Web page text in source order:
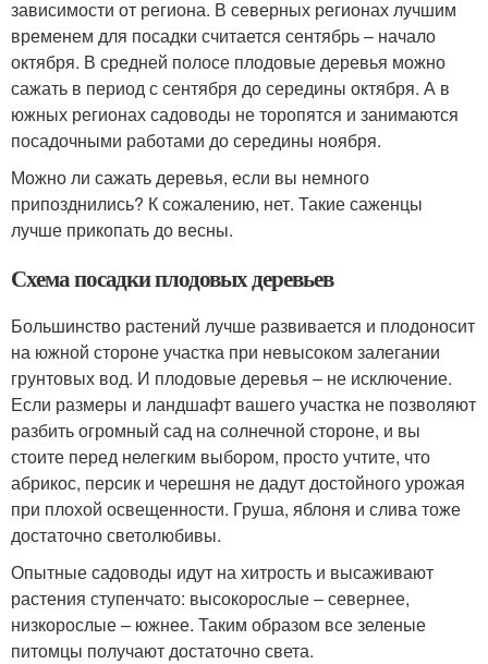
зависимости от региона. В северных регионах лучшим
временем для посадки считается сентябрь – начало
октября. В средней полосе плодовые деревья можно
сажать в период с сентября до середины октября. А в
южных регионах садоводы не торопятся и занимаются
посадочными работами до середины ноября.
Можно ли сажать деревья, если вы немного
припозднились? К сожалению, нет. Такие саженцы
лучше прикопать до весны.
Схема посадки плодовых деревьев
Большинство растений лучше развивается и плодоносит
на южной стороне участка при невысоком залегании
грунтовых вод. И плодовые деревья – не исключение.
Если размеры и ландшафт вашего участка не позволяют
разбить огромный сад на солнечной стороне, и вы
стоите перед нелегким выбором, просто учтите, что
абрикос, персик и черешня не дадут достойного урожая
при плохой освещенности. Груша, яблоня и слива тоже
достаточно светолюбивы.
Опытные садоводы идут на хитрость и высаживают
растения ступенчато: высокорослые – севернее,
низкорослые – южнее. Таким образом все зеленые
питомцы получают достаточно света.